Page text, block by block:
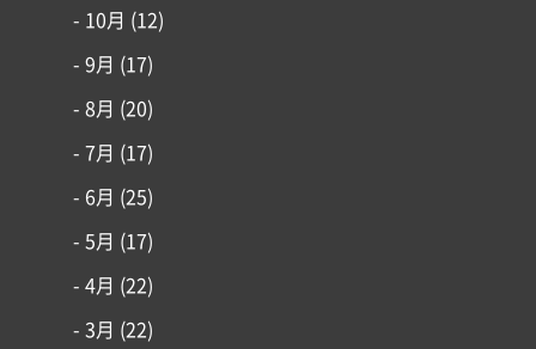
はじめての家づくり
アイフルホームについて
リフォーム・リノベーション
土地情報
インフォメーション
- 10月 (12)
- 9月 (17)
- 8月 (20)
- 7月 (17)
- 6月 (25)
- 5月 (17)
- 4月 (22)
- 3月 (22)